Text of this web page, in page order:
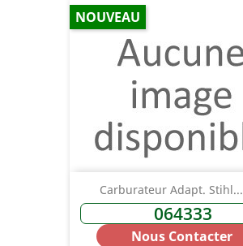
Carburateur Adapt. Stihl...
064333
Nous Contacter
NOUVEAU